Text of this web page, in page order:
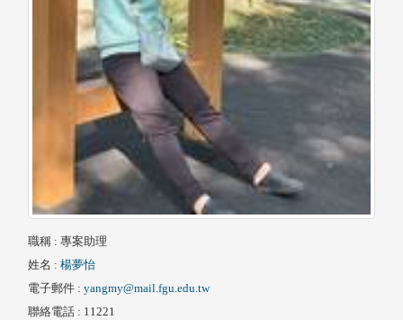
職稱 : 專案助理
姓名 : 楊夢怡
電子郵件 : yangmy@mail.fgu.edu.tw
聯絡電話 : 11221